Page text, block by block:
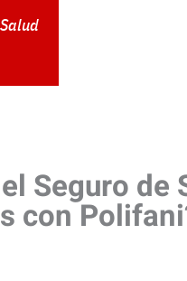
Seguro de
con